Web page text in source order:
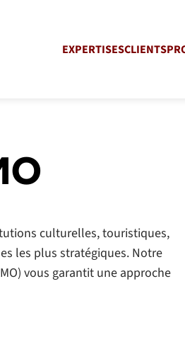
EXPERTISESCLIENTS
culturelles, touristiques,
les plus stratégiques. Notre
vous garantit une approche